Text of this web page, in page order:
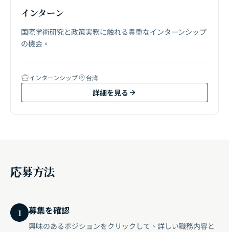
インターン
国際学術研究と政策実務に触れる貴重なインターンシップ
の機会。
インターンシップ 台湾
詳細を見る
応募方法
1 募集を確認
興味のあるポジションをクリックして、詳しい職務内容と